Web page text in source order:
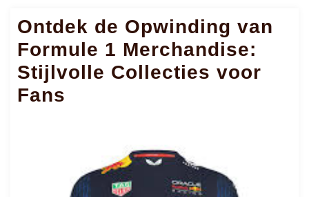
Ontdek de Opwinding van
Formule 1 Merchandise:
Stijlvolle Collecties voor
Fans